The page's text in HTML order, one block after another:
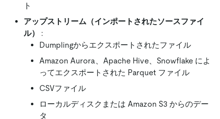
ト
アップストリーム（インポートされたソースファイ
ル）
:
Dumplingからエクスポートされたファイル
Amazon Aurora、Apache Hive、Snowflake によ
ってエクスポートされた Parquet ファイル
CSVファイル
ローカルディスクまたは Amazon S3 からのデー
タ